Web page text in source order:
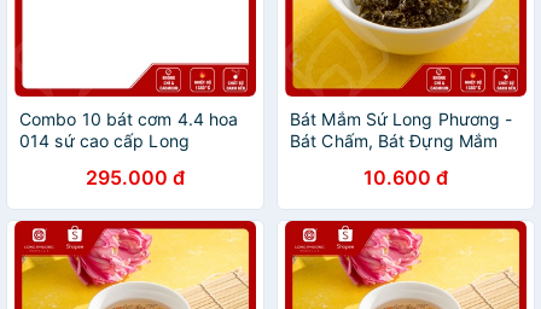
Combo 10 bát cơm 4.4 hoa
014 sứ cao cấp Long
295.000 đ
Bát Mắm Sứ Long Phương -
Bát Chấm, Bát Đựng Mắm
10.600 đ